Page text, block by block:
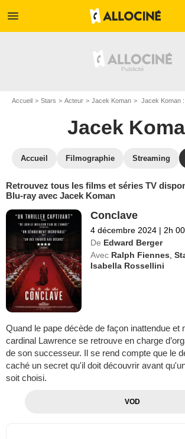
menu
Accueil Stars Acteur Jacek Koman Jacek Koman :
Jacek
Accueil Filmographie Streaming
Retrouvez tous les films et séries TV
Blu-ray avec Jacek Koman
Conclave
4 décembre 2024 | 2h
De Edward Berger
Avec Ralph Fiennes ,
Isabella Rossellini
Quand le pape décède de façon inattendue et
cardinal Lawrence se retrouve en charge
de son successeur. Il se rend compte que le
caché un secret qu'il doit découvrir avant
soit choisi.
VOD